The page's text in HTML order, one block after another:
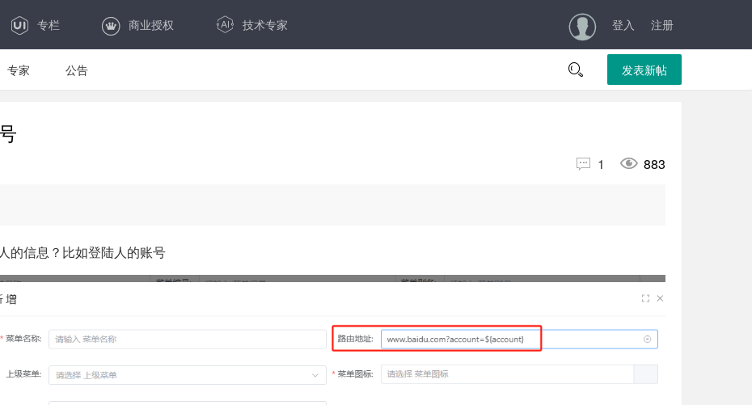
专栏 商业授权 技术专家 登入 注册
专家 公告  发表新帖
 1  883
的信息？比如登陆人的账号